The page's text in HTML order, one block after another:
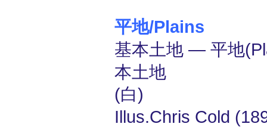
平地/Plains
基本土地 ― 平地
本土地
(白)
Illus.Chris Cold